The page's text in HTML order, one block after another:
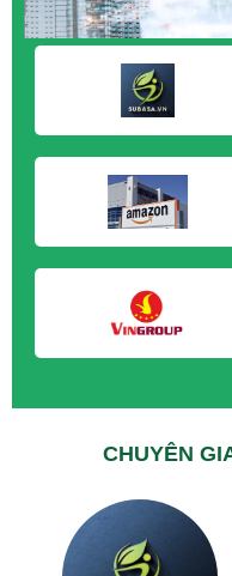
M&A CẦN MUA tại Long
M&A CẦN MUA tại Sóc
M&A CẦN MUA tại Tây
M&A CẦN MUA tại Tiền
M&A CẦN MUA tại Trà
M&A CẦN MUA tại Hưng
M&A CẦN MUA tại
CHUYÊN